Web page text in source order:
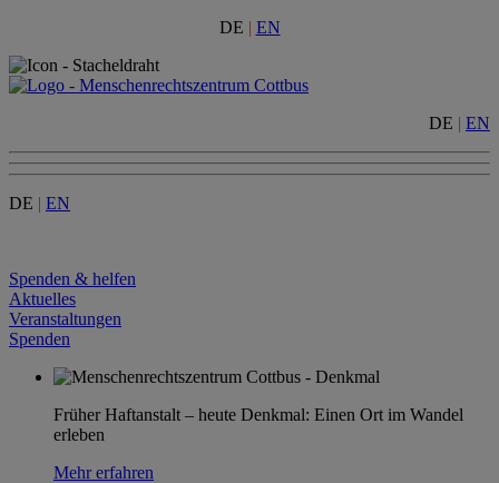
DE | EN
DE | EN
DE | EN
Spenden & helfen
Aktuelles
Veranstaltungen
Spenden
Früher Haftanstalt – heute Denkmal: Einen Ort im Wandel
erleben
Mehr erfahren